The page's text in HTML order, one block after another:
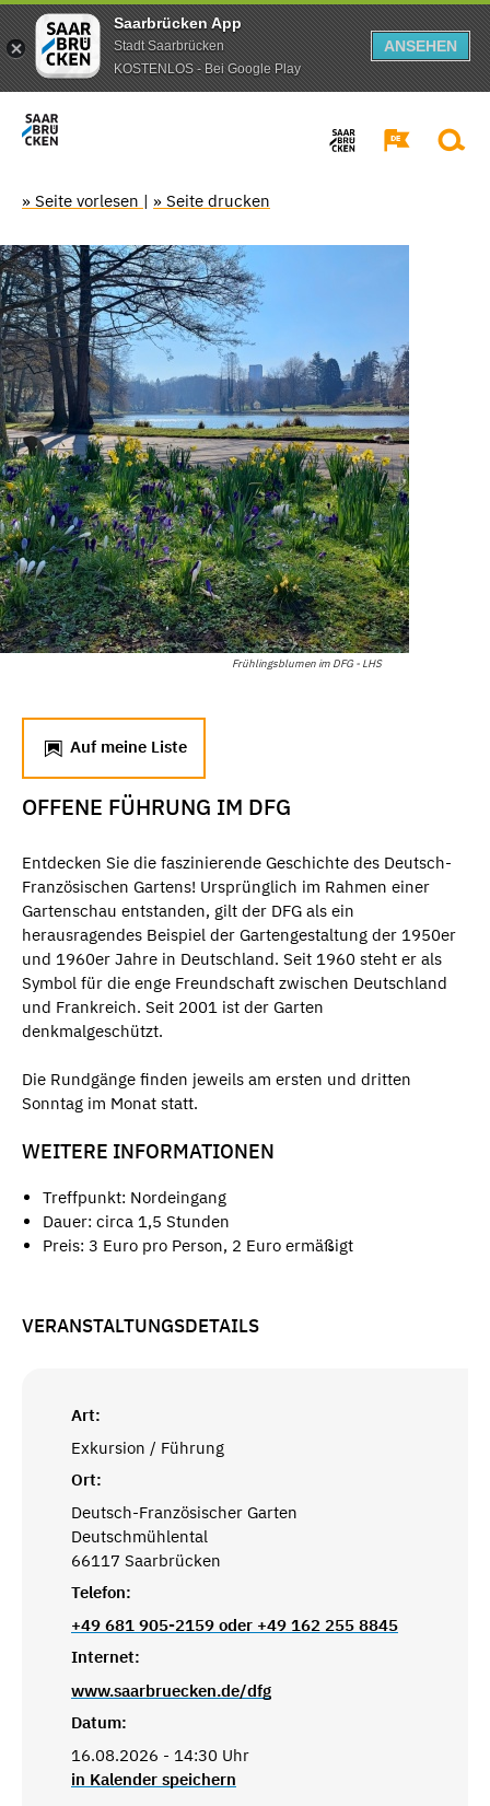
Saarbrücken App
Stadt Saarbrücken
KOSTENLOS - Bei Google Play
ANSEHEN
» Seite vorlesen | » Seite drucken
Frühlingsblumen im DFG - LHS
Auf meine Liste
OFFENE FÜHRUNG IM DFG
Entdecken Sie die faszinierende Geschichte des Deutsch-
Französischen Gartens! Ursprünglich im Rahmen einer
Gartenschau entstanden, gilt der DFG als ein
herausragendes Beispiel der Gartengestaltung der 1950er
und 1960er Jahre in Deutschland. Seit 1960 steht er als
Symbol für die enge Freundschaft zwischen Deutschland
und Frankreich. Seit 2001 ist der Garten
denkmalgeschützt.
Die Rundgänge finden jeweils am ersten und dritten
Sonntag im Monat statt.
WEITERE INFORMATIONEN
Treffpunkt: Nordeingang
Dauer: circa 1,5 Stunden
Preis: 3 Euro pro Person, 2 Euro ermäßigt
VERANSTALTUNGSDETAILS
Art:
Exkursion / Führung
Ort:
Deutsch-Französischer Garten
Deutschmühlental
66117 Saarbrücken
Telefon:
+49 681 905-2159 oder +49 162 255 8845
Internet:
www.saarbruecken.de/dfg
Datum:
16.08.2026 - 14:30 Uhr
in Kalender speichern